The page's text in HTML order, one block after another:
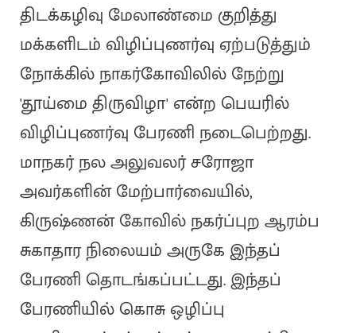
திடக்கழிவு மேலாண்மை குறித்து
மக்களிடம் விழிப்புணர்வு ஏற்படுத்தும்
நோக்கில் நாகர்கோவிலில் நேற்று
'தூய்மை திருவிழா' என்ற பெயரில்
விழிப்புணர்வு பேரணி நடைபெற்றது.
மாநகர் நல அலுவலர் சரோஜா
அவர்களின் மேற்பார்வையில்,
கிருஷ்ணன் கோவில் நகர்ப்புற ஆரம்ப
சுகாதார நிலையம் அருகே இந்தப்
பேரணி தொடங்கப்பட்டது. இந்தப்
பேரணியில் கொசு ஒழிப்பு